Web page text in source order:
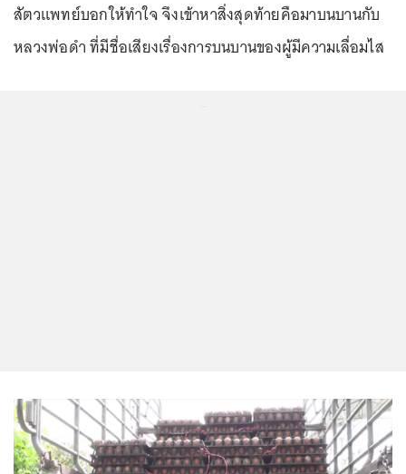
สัตวแพทย์บอกให้ทำใจ จึงเข้าหาสิ่งสุดท้ายคือมาบนบานกับ
หลวงพ่อดำ ที่มีชื่อเสียงเรื่องการบนบานของผู้มีความเลื่อมไส